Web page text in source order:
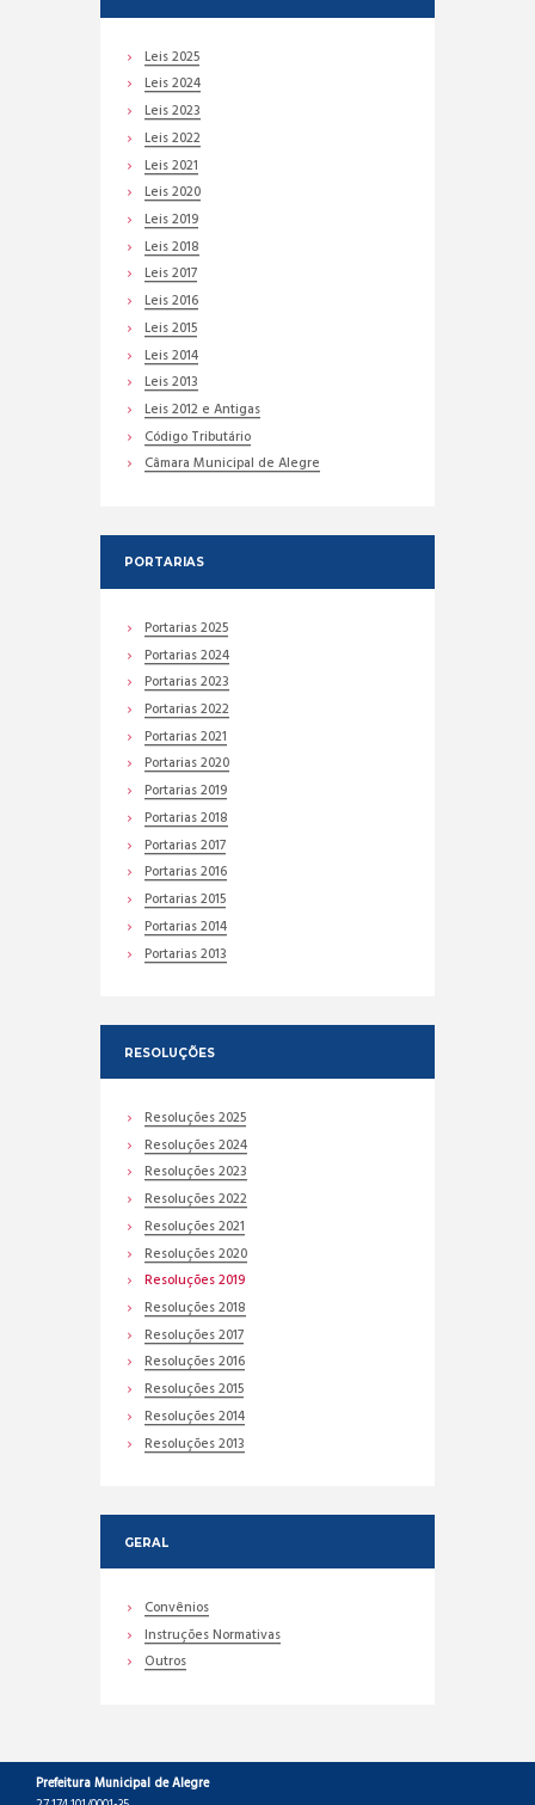
Leis 2025
Leis 2024
Leis 2023
Leis 2022
Leis 2021
Leis 2020
Leis 2019
Leis 2018
Leis 2017
Leis 2016
Leis 2015
Leis 2014
Leis 2013
Leis 2012 e Antigas
Código Tributário
Câmara Municipal de Alegre
PORTARIAS
Portarias 2025
Portarias 2024
Portarias 2023
Portarias 2022
Portarias 2021
Portarias 2020
Portarias 2019
Portarias 2018
Portarias 2017
Portarias 2016
Portarias 2015
Portarias 2014
Portarias 2013
RESOLUÇÕES
Resoluções 2025
Resoluções 2024
Resoluções 2023
Resoluções 2022
Resoluções 2021
Resoluções 2020
Resoluções 2019
Resoluções 2018
Resoluções 2017
Resoluções 2016
Resoluções 2015
Resoluções 2014
Resoluções 2013
GERAL
Convênios
Instruções Normativas
Outros
Prefeitura Municipal de Alegre